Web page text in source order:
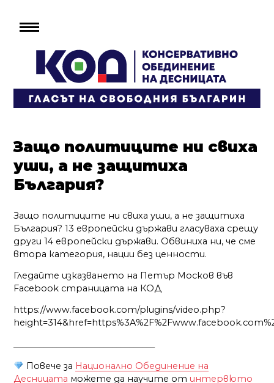
Защо политиците ни свиха
уши, а не защитиха
България?
Защо политиците ни свиха уши, а не защитиха
България? 13 европейски държави гласуваха срещу
други 14 европейски държави. Обвиниха ни, че сме
втора категория, нации без ценности.
Гледайте изказването на Петър Москов във
Facebook страницата на КОД
https://www.facebook.com/plugins/video.php?
Повече за Национално Обединение на
Десницата можете да научите от интервюто